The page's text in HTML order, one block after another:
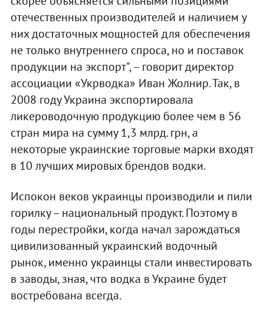
отечественных производителей и наличием у
них достаточных мощностей для обеспечения
не только внутреннего спроса, но и поставок
продукции на экспорт", – говорит директор
ассоциации «Укрводка» Иван Жолнир. Так, в
2008 году Украина экспортировала
ликероводочную продукцию более чем в 56
стран мира на сумму 1,3 млрд. грн, а
некоторые украинские торговые марки входят
в 10 лучших мировых брендов водки.
Испокон веков украинцы производили и пили
горилку – национальный продукт. Поэтому в
годы перестройки, когда начал зарождаться
цивилизованный украинский водочный
рынок, именно украинцы стали инвестировать
в заводы, зная, что водка в Украине будет
востребована всегда.